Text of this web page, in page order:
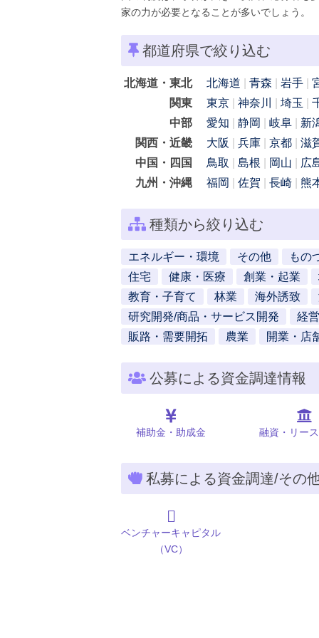
家の力が必要となることが多いでしょう。
都道府県で絞り込む
北海道・東北 北海道 青森 岩手
関東
東京 神奈川 埼玉
中部
愛知 静岡 岐阜
新
関西・近畿
大阪 兵庫 京都
滋
中国・四国
鳥取 島根 岡山
広
九州・沖縄
福岡 佐賀 長崎 熊
種類から絞り込む
エネルギー・環境 その他
もの
住宅
健康・医療 創業・起業
教育・子育て
林業 海外誘致
研究開発/商品・サービス開発
経
販路・需要開拓
農業 開業・店
公募による資金調達情報
補助金・助成金 融資・リー
私募による資金調達/その
ベンチャーキャピタル
（VC）